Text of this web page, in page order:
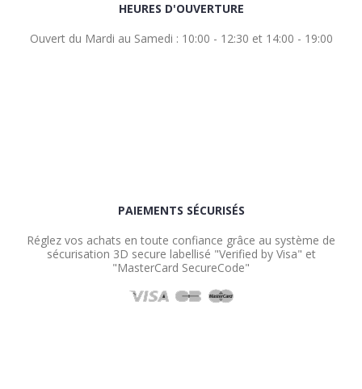
HEURES D'OUVERTURE
Ouvert du Mardi au Samedi : 10:00 - 12:30 et 14:00 - 19:00
PAIEMENTS SÉCURISÉS
Réglez vos achats en toute confiance grâce au système de
sécurisation 3D secure labellisé "Verified by Visa" et
"MasterCard SecureCode"